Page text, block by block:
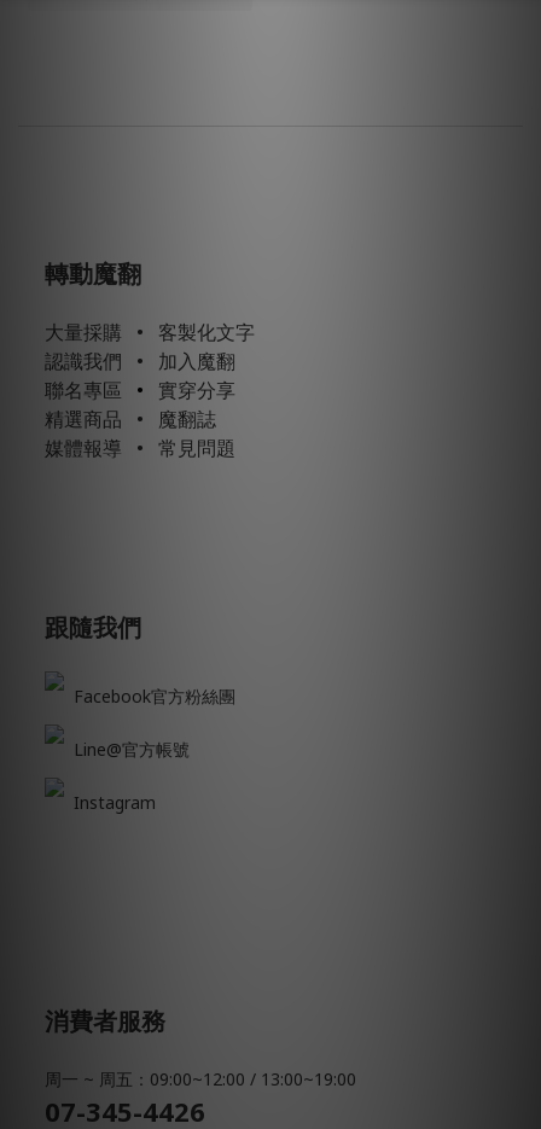
轉動魔翻
大量採購 •
客製化文字
認識我們 •
加入魔翻
聯名專區 •
實穿分享
精選商品 •
魔翻誌
媒體報導
• 常見問題
跟隨我們
Facebook官方粉絲團
Line@官方帳號
Instagram
消費者服務
周一 ~ 周五：09:00~12:00 / 13:00~19:00
07-345-4426